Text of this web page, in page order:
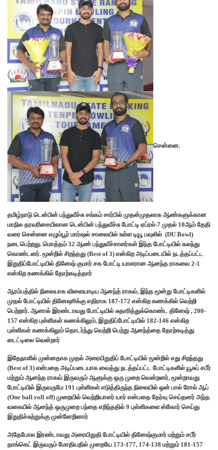
சென்னை.
தமிழ்நாடு டென்பின் பந்துவீச்சு சங்கம் சார்பில் முதன்முதலாக ஆண்களுக்கான
மாநில தரவரிசையிலான டென்பின் பந்துவீச்சு போட்டி ஏப்ரல்-7 முதல் 10ஆம் தேதி
வரை சென்னை எழும்பூர் மார்ஷல் சாலையில் உள்ள டியூ பவுலில் (DU Bowl)
நடைபெற்றது. மொத்தம் 32 ஆண் பந்துவீச்சாளர்கள் இந்த போட்டியில் கலந்து
கொண்டனர். மூன்றில் சிறந்தது (Best of 3) என்கிற அடிப்படையில் நடத்தப்பட்ட
இறுதிப்போட்டியில் தினேஷ் குமார் சக போட்டி யாளரான ஆனந்த ராகவை 2-1
என்கிற கணக்கில் தோற்கடித்தார்
ஆரம்பத்தில் நிலையாக விளையாடிய ஆனந்த் ராகவ், இந்த மூன்று போட்டிகளில்
முதல் போட்டியில் தினேஷூக்கு எதிராக 187-172 என்கிற கணக்கில் வெற்றி
பெற்றார். ஆனால் இரண்டாவது போட்டியில் சுதாரித்துக்கொண்ட தினேஷ் , 200-
157 என்கிற புள்ளிகள் கணக்கிலும், இறுதிப்போட்டியில் 182-146 என்கிற
புள்ளிகள் கணக்கிலும் தொடர்ந்து வெற்றி பெற்று ஆனந்த்தை தோற்கடித்து
டைட்டிலை வென்றார்
இதேநாளில் முன்னதாக முதல் அரையிறுதிப் போட்டியில் மூன்றில் எது சிறந்தது
(Best of 3) என்பதை அடிப்படையாக வைத்து நடத்தப்பட்ட போட்டிகளில் யூசுப் சபீர்
மற்றும் ஆனந்த ராகவ் இருவரும் ஆளுக்கு ஒரு முறை வென்றனர், மூன்றாவது
போட்டியில் இருவருமே 191 புள்ளிகள் எடுத்திருந்த நிலையில் ஒன் பால் ரோல் ஆப்
(One ball roll off) முறையில் வெற்றியாளர் யார் என்பதை தேர்வு செய்தனர் அந்த
வகையில் ஆனந்த் ஒருமுறை பந்தை எறிந்ததில் 9 புள்ளிகளை ஸ்கோர் செய்து
இறுதிச்சுற்றுக்கு முன்னேறினார்
அதேபோல இரண்டாவது அரையிறுதி போட்டியில் தினேஷ்குமார் மற்றும் சபீர்
தாங்கெட் இருவரும் மோதியதில் முறையே 173-177, 174-138 மற்றும் 181-157